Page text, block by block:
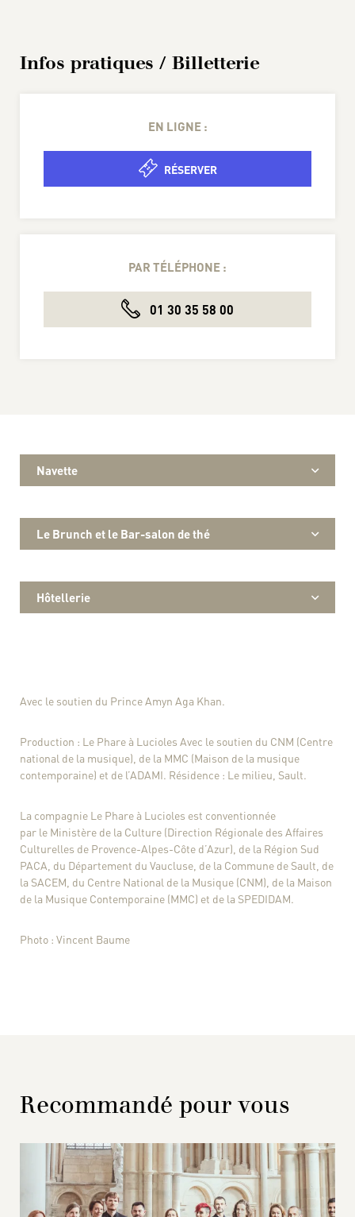
Infos pratiques / Billetterie
EN LIGNE :
RÉSERVER
PAR TÉLÉPHONE :
01 30 35 58 00
Navette
Le Brunch et le Bar-salon de thé
Hôtellerie
Avec le soutien du Prince Amyn Aga Khan.
Production : Le Phare à Lucioles Avec le soutien du CNM (Centre
national de la musique), de la MMC (Maison de la musique
contemporaine) et de l’ADAMI. Résidence : Le milieu, Sault.
La compagnie Le Phare à Lucioles est conventionnée
par le Ministère de la Culture (Direction Régionale des Affaires
Culturelles de Provence-Alpes-Côte d’Azur), de la Région Sud
PACA, du Département du Vaucluse, de la Commune de Sault, de
la SACEM, du Centre National de la Musique (CNM), de la Maison
de la Musique Contemporaine (MMC) et de la SPEDIDAM.
Photo : Vincent Baume
Recommandé pour vous